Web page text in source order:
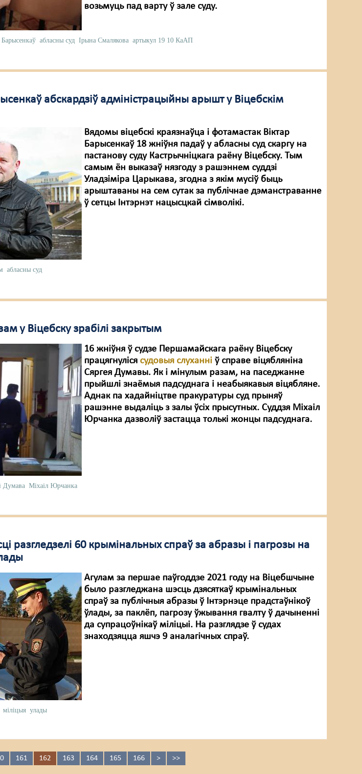
возьмуць пад варту ў зале суду.
Барысенкаў абласны суд Ірына Смалякова артыкул 19 10 КаАП
абскардзіў адміністрацыйны арышт у Віцебскім
Вядомы віцебскі краязнаўца і фотамастак Віктар
Барысенкаў 18 жніўня падаў у абласны суд скаргу на
пастанову суду Кастрычніцкага раёну Віцебску. Тым
самым ён выказаў нязгоду з рашэннем суддзі
Уладзіміра Царыкава, згодна з якім мусіў быць
арыштаваны на сем сутак за публічнае дэманстраванне
ў сетцы Інтэрнэт нацысцкай сімволікі.
абласны суд
у Віцебску зрабілі закрытым
16 жніўня ў судзе Першамайскага раёну Віцебску
працягнулісясудовыя слуханні ў справе віцябляніна
Сяргея Думавы. Як і мінулым разам, на паседжанне
прыйшлі знаёмыя падсуднага і неабыякавыя віцябляне.
Аднак па хадайніцтве пракуратуры суд прыняў
рашэнне выдаліць з залы ўсіх прысутных. Суддзя Міхаіл
Юрчанка дазволіў застацца толькі жонцы падсуднага.
Думава Міхаіл Юрчанка
разгледзелі 60 крымінальных спраў за абразы і пагрозы на
Агулам за першае паўгоддзе 2021 году на Віцебшчыне
было разгледжана шэсць дзясяткаў крымінальных
спраў за публічныя абразы ў Інтэрнэце прадстаўнікоў
ўлады, за паклёп, пагрозу ўжывання гвалту ў дачыненні
да супрацоўнікаў міліцыі. На разглядзе ў судах
знаходзяцца яшчэ 9 аналагічных спраў.
міліцыя улады
161 162 163 164 165 166 > >>